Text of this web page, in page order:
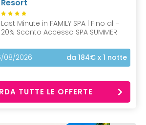
Resort
Last Minute in FAMILY SPA | Fino al –
20% Sconto Accesso SPA SUMMER
08/2026
da 184€ x 1 notte
TUTTE LE OFFERTE